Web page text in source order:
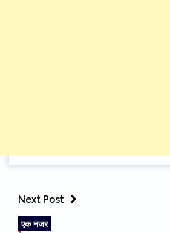
Next Post
एक नजर